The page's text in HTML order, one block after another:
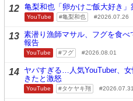
12 亀梨和也「卵かけご飯大好き
YouTube 亀梨和也 2026.07.26
13 素潜り漁師マサル、フグを食
報告
YouTube フグ 2026.08.01
14 ヤバすぎる…人気YouTuber、
きたと激怒
YouTube タケヤキ翔 2026.07.31